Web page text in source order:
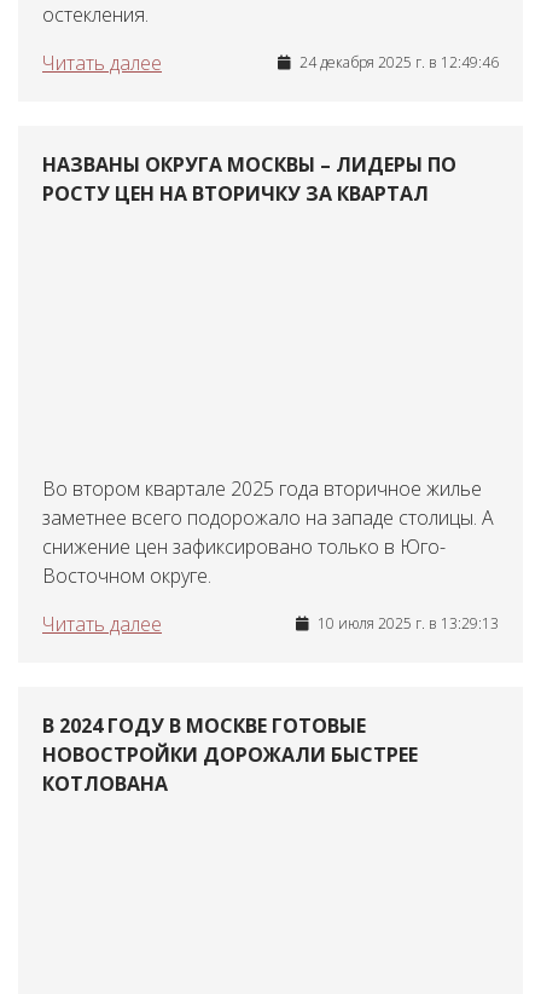
остекления.
Читать далее
24 декабря 2025 г. в 12:49:46
НАЗВАНЫ ОКРУГА МОСКВЫ – ЛИДЕРЫ ПО
РОСТУ ЦЕН НА ВТОРИЧКУ ЗА КВАРТАЛ
Во втором квартале 2025 года вторичное жилье
заметнее всего подорожало на западе столицы. А
снижение цен зафиксировано только в Юго-
Восточном округе.
Читать далее
10 июля 2025 г. в 13:29:13
В 2024 ГОДУ В МОСКВЕ ГОТОВЫЕ
НОВОСТРОЙКИ ДОРОЖАЛИ БЫСТРЕЕ
КОТЛОВАНА